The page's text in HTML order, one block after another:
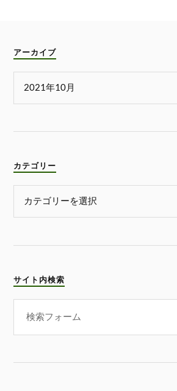
アーカイブ
カテゴリー
サイト内検索